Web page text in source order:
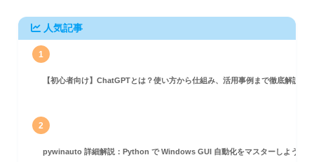
人気記事
1
【初心者向け】ChatGPTとは？使い方から仕組み、活用事例まで徹底解説
2
pywinauto 詳細解説：Python で Windows GUI 自動化をマスターしよう！